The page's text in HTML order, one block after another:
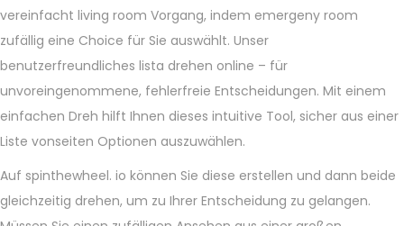
vereinfacht living room Vorgang, indem emergeny room
zufällig eine Choice für Sie auswählt. Unser
benutzerfreundliches lista drehen online – für
unvoreingenommene, fehlerfreie Entscheidungen. Mit einem
einfachen Dreh hilft Ihnen dieses intuitive Tool, sicher aus einer
Liste vonseiten Optionen auszuwählen.
Auf spinthewheel. io können Sie diese erstellen und dann beide
gleichzeitig drehen, um zu Ihrer Entscheidung zu gelangen.